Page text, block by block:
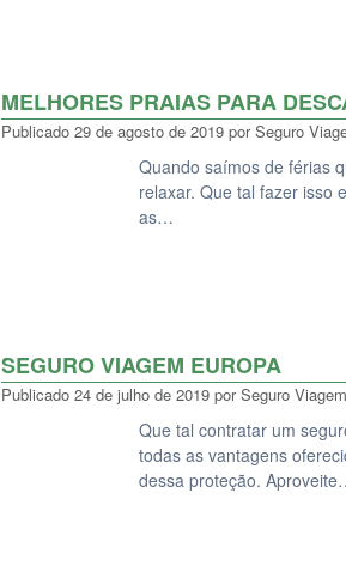
MELHORES PRAIAS PARA
Publicado 29 de agosto de 2019 por Seguro
Quando saímos de férias
relaxar. Que tal fazer isso
as…
SEGURO VIAGEM EUROPA
Publicado 24 de julho de 2019 por Seguro Viagem
Que tal contratar um
todas as vantagens
dessa proteção.